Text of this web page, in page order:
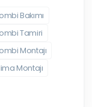
Bakımı
Tamiri
Montajı
Montajı